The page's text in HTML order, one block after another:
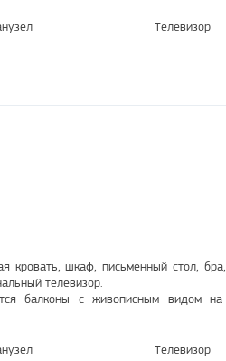
Телевизор
кровать, шкаф, письменный стол,
телевизор.
балконы с живописным видом
Телевизор